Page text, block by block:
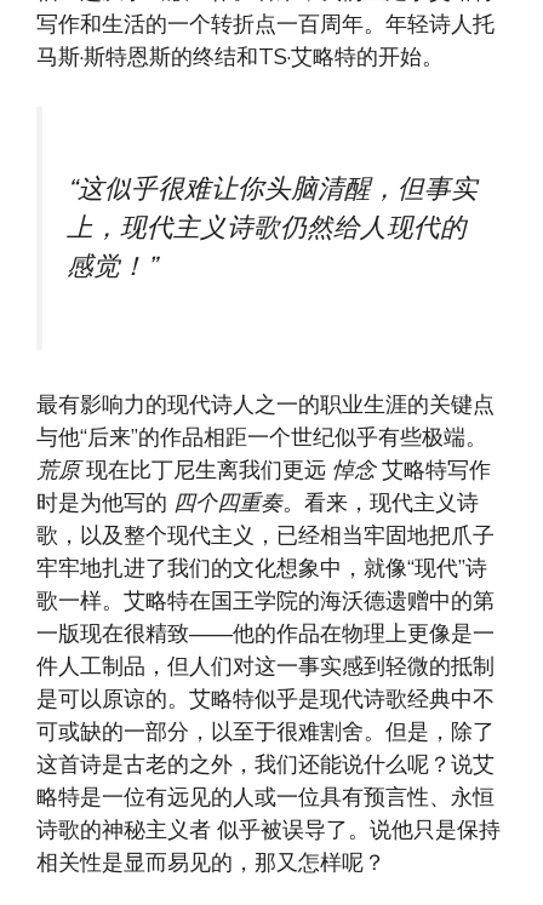
写作和生活的一个转折点一百周年。年轻诗人托
马斯·斯特恩斯的终结和TS·艾略特的开始。
“这似乎很难让你头脑清醒，但事实
上，现代主义诗歌仍然给人现代的
感觉！”
最有影响力的现代诗人之一的职业生涯的关键点
与他“后来”的作品相距一个世纪似乎有些极端。
荒原现在比丁尼生离我们更远 悼念艾略特写作
时是为他写的 四个四重奏。看来，现代主义诗
歌，以及整个现代主义，已经相当牢固地把爪子
牢牢地扎进了我们的文化想象中，就像“现代”诗
歌一样。艾略特在国王学院的海沃德遗赠中的第
一版现在很精致——他的作品在物理上更像是一
件人工制品，但人们对这一事实感到轻微的抵制
是可以原谅的。艾略特似乎是现代诗歌经典中不
可或缺的一部分，以至于很难割舍。但是，除了
这首诗是古老的之外，我们还能说什么呢？说艾
略特是一位有远见的人或一位具有预言性、永恒
诗歌的神秘主义者 似乎被误导了。说他只是保持
相关性是显而易见的，那又怎样呢？